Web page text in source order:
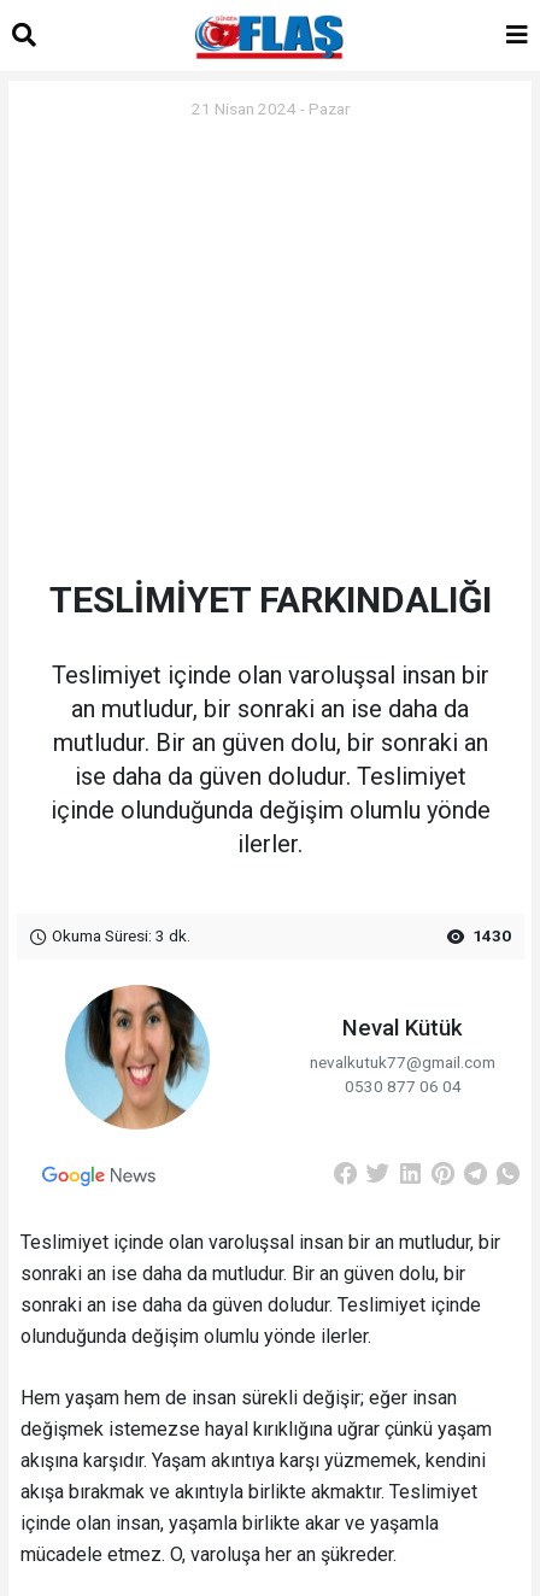
21 Nisan 2024 - Pazar
TESLİMİYET FARKINDALIĞI
Teslimiyet içinde olan varoluşsal insan bir
an mutludur, bir sonraki an ise daha da
mutludur. Bir an güven dolu, bir sonraki an
ise daha da güven doludur. Teslimiyet
içinde olunduğunda değişim olumlu yönde
ilerler.
Okuma Süresi: 3 dk. 1430
Neval Kütük
nevalkutuk77@gmail.com
0530 877 06 04
Teslimiyet içinde olan varoluşsal insan bir an mutludur, bir
sonraki an ise daha da mutludur. Bir an güven dolu, bir
sonraki an ise daha da güven doludur. Teslimiyet içinde
olunduğunda değişim olumlu yönde ilerler.
Hem yaşam hem de insan sürekli değişir; eğer insan
değişmek istemezse hayal kırıklığına uğrar çünkü yaşam
akışına karşıdır. Yaşam akıntıya karşı yüzmemek, kendini
akışa bırakmak ve akıntıyla birlikte akmaktır. Teslimiyet
içinde olan insan, yaşamla birlikte akar ve yaşamla
mücadele etmez. O, varoluşa her an şükreder.